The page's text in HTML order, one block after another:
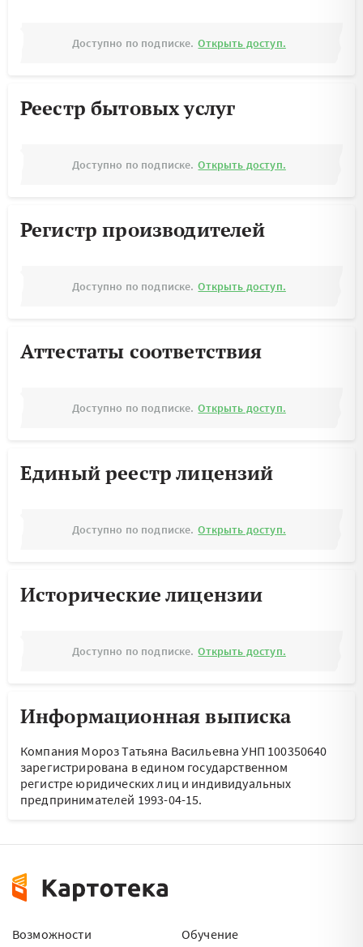
Доступно по подписке. Открыть доступ.
Реестр бытовых услуг
Доступно по подписке. Открыть доступ.
Регистр производителей
Доступно по подписке. Открыть доступ.
Аттестаты соответствия
Доступно по подписке. Открыть доступ.
Единый реестр лицензий
Доступно по подписке. Открыть доступ.
Исторические лицензии
Доступно по подписке. Открыть доступ.
Информационная выписка
Компания Мороз Татьяна Васильевна УНП 100350640
зарегистрирована в едином государственном
регистре юридических лиц и индивидуальных
предпринимателей 1993-04-15.
Возможности
Обучение